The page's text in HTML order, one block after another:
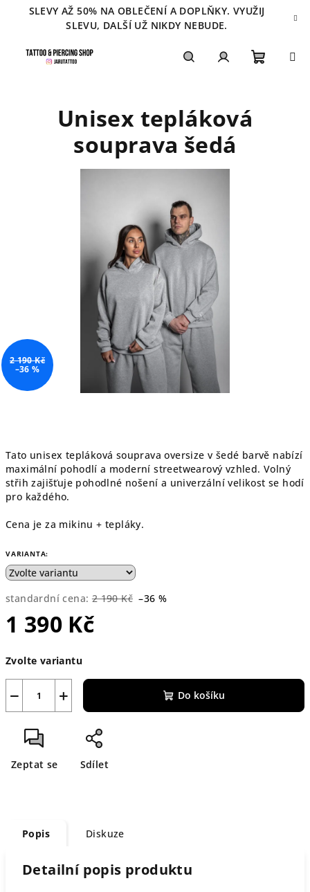
SLEVY AŽ 50% NA OBLEČENÍ A DOPLŇKY. VYUŽIJ
SLEVU, DALŠÍ UŽ NIKDY NEBUDE.
Tato unisex tepláková souprava oversize v šedé barvě nabízí
maximální pohodlí a moderní streetwearový vzhled. Volný
střih zajišťuje pohodlné nošení a univerzální velikost se hodí
pro každého.
Cena je za mikinu + tepláky.
VARIANTA:
standardní cena: 2 190 Kč –36 %
1 390 Kč
cena:
Zvolte variantu
+
− Do košíku
Zeptat se Sdílet
Unisex tepláková
souprava šedá
2 190 Kč
–36 %
Popis Diskuze
Detailní popis produktu